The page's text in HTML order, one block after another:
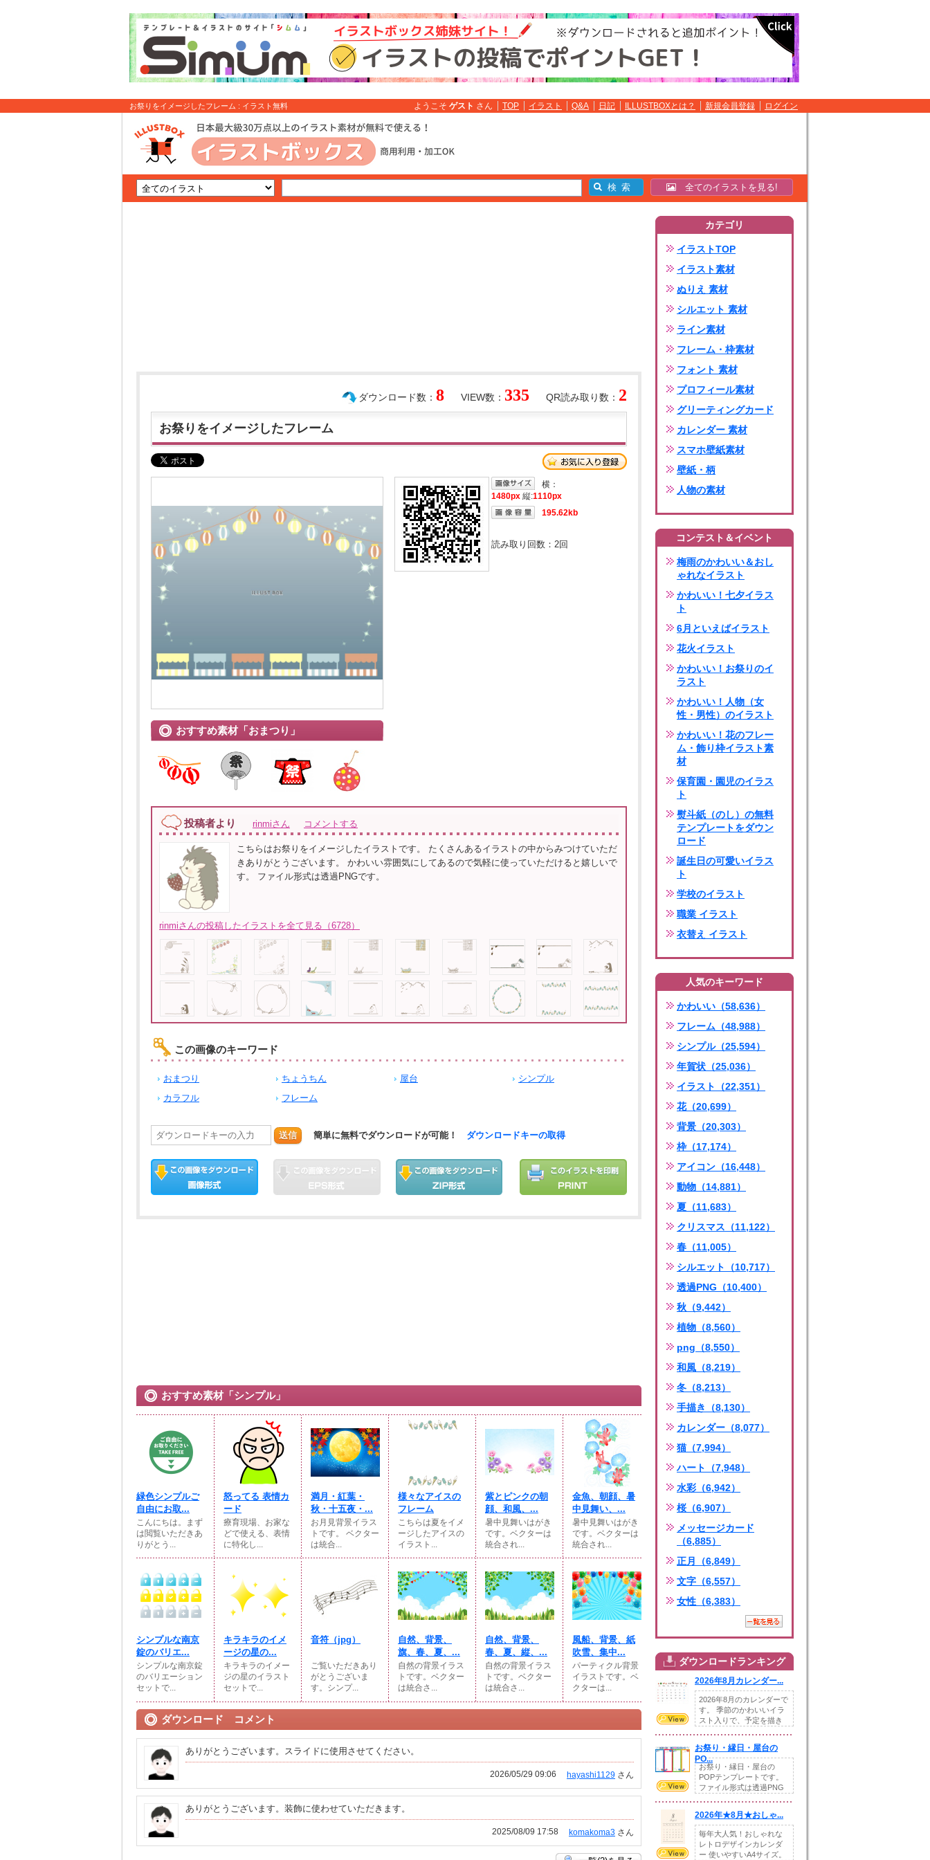
お祭りをイメージしたフレーム : イラスト無料 ようこそ ゲスト さん TOP イラスト Q&A 日記 ILLUSTBOXとは？ 新規会員登録 ログイン
全てのイラストを見る!
QR読み取り数： 2
VIEW数： 335
ダウンロード数： 8
お祭りをイメージしたフレーム
おすすめ素材「おまつり」
横：
1480px 縦:1110px
195.62kb
読み取り回数： 2回
投稿者より rinmiさん コメントする
こちらはお祭りをイメージしたイラストです。 たくさんあるイラストの中からみつけていただ
きありがとうございます。 かわいい雰囲気にしてあるので気軽に使っていただけると嬉しいで
す。 ファイル形式は透過PNGです。
rinmiさんの投稿したイラストを全て見る（6728）
この画像のキーワード
おまつり ちょうちん 屋台
シンプル
カラフル
フレーム
送信 簡単に無料でダウンロードが可能！ ダウンロードキーの取得
おすすめ素材「シンプル」
緑色シンプルご
自由にお取...
こんにちは。まず
は閲覧いただきあ
りがとう...
怒ってる 表情カ
ード
療育現場、お家な
どで使える、表情
に特化し...
満月・紅葉・
秋・十五夜・...
お月見背景イラス
トです。 ベクター
は統合...
様々なアイスの
フレーム
こちらは夏をイメ
ージしたアイスの
イラスト...
紫とピンクの朝
顔、和風、...
暑中見舞いはがき
です。ベクターは
統合され...
金魚、朝顔、暑
中見舞い、...
暑中見舞いはがき
です。ベクターは
統合され...
シンプルな南京
錠のバリエ...
シンプルな南京錠
のバリエーション
セットで...
キラキラのイメ
ージの星の...
キラキラのイメー
ジの星のイラスト
セットで...
音符（jpg）
ご覧いただきあり
がとうございま
す。シンプ...
自然、背景、
旗、春、夏、...
自然の背景イラス
トです。ベクター
は統合さ...
自然、背景、
春、夏、縦、...
自然の背景イラス
トです。ベクター
は統合さ...
風船、背景、紙
吹雪、集中...
パーティクル背景
イラストです。ベ
クターは...
ダウンロード コメント
ありがとうございます。スライドに使用させてください。
hayashi1129 さん
2026/05/29 09:06
ありがとうございます。装飾に使わせていただきます。
komakoma3 さん
2025/08/09 17:58
カテゴリ
イラストTOP
イラスト素材
ぬりえ 素材
シルエット 素材
ライン素材
フレーム・枠素材
フォント 素材
プロフィール素材
グリーティングカード
カレンダー 素材
スマホ壁紙素材
壁紙・柄
人物の素材
コンテスト＆イベント
梅雨のかわいい＆おし
ゃれなイラスト
かわいい！七夕イラス
ト
6月といえばイラスト
花火イラスト
かわいい！お祭りのイ
ラスト
かわいい！人物（女
性・男性）のイラスト
かわいい！花のフレー
ム・飾り枠イラスト素
材
保育園・園児のイラス
ト
熨斗紙（のし）の無料
テンプレートをダウン
ロード
誕生日の可愛いイラス
ト
学校のイラスト
職業 イラスト
衣替え イラスト
人気のキーワード
かわいい（58,636）
フレーム（48,988）
シンプル（25,594）
年賀状（25,036）
イラスト（22,351）
花（20,699）
背景（20,303）
枠（17,174）
アイコン（16,448）
動物（14,881）
夏（11,683）
クリスマス（11,122）
春（11,005）
シルエット（10,717）
透過PNG（10,400）
秋（9,442）
植物（8,560）
png（8,550）
和風（8,219）
冬（8,213）
手描き（8,130）
カレンダー（8,077）
猫（7,994）
ハート（7,948）
水彩（6,942）
桜（6,907）
メッセージカード
（6,885）
正月（6,849）
文字（6,557）
女性（6,383）
ダウンロードランキング
2026年8月カレンダー...
2026年8月のカレンダーで
す。 季節のかわいいイラ
スト入りで、予定を描き
お祭り・縁日・屋台の
PO...
お祭り・縁日・屋台の
POPテンプレートです。
ファイル形式は透過PNG
2026年★8月★おしゃ...
毎年大人気！おしゃれな
レトロデザインカレンダ
ー 使いやすいA4サイズ。